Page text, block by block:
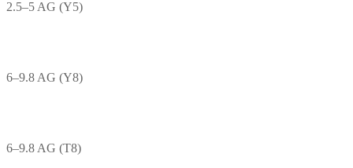
2.5–5 AG (Y5)
6–9.8 AG (Y8)
6–9.8 AG (T8)